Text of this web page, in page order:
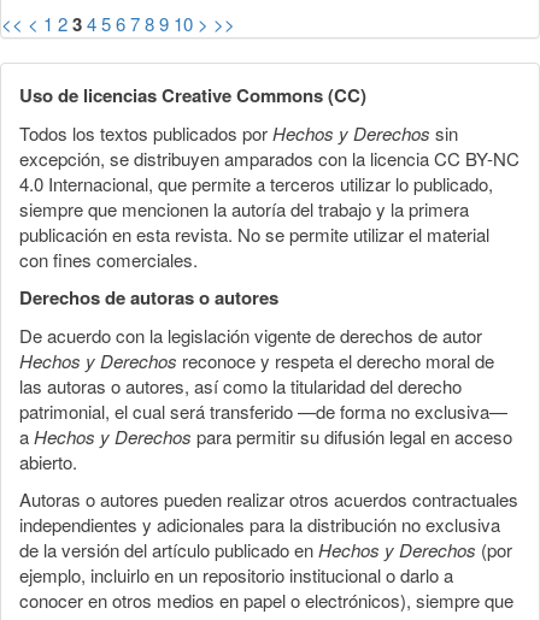
<< < 1 23456789 10 > >>
Uso de licencias Creative Commons (CC)
Todos los textos publicados porHechos y Derechos sin
excepción, se distribuyen amparados con la licencia CC BY-NC
4.0 Internacional, que permite a terceros utilizar lo publicado,
siempre que mencionen la autoría del trabajo y la primera
publicación en esta revista. No se permite utilizar el material
con fines comerciales.
Derechos de autoras o autores
De acuerdo con la legislación vigente de derechos de autor
Hechos y Derechos reconoce y respeta el derecho moral de
las autoras o autores, así como la titularidad del derecho
patrimonial, el cual será transferido —de forma no exclusiva—
aHechos y Derechos para permitir su difusión legal en acceso
abierto.
Autoras o autores pueden realizar otros acuerdos contractuales
independientes y adicionales para la distribución no exclusiva
de la versión del artículo publicado enHechos y Derechos (por
ejemplo, incluirlo en un repositorio institucional o darlo a
conocer en otros medios en papel o electrónicos), siempre que